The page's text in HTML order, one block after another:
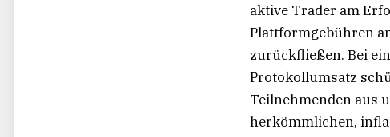
aktive Trader am
Plattformgebühren
zurückfließen. Bei
Protokollumsatz
Teilnehmenden aus
herkömmlichen,